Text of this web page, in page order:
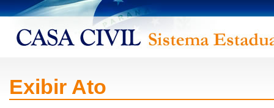
Exibir Ato